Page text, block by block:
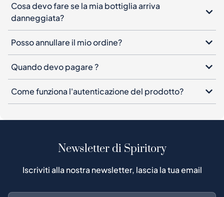
Cosa devo fare se la mia bottiglia arriva
danneggiata?
Posso annullare il mio ordine?
Quando devo pagare ?
Come funziona l'autenticazione del prodotto?
Newsletter di Spiritory
Iscriviti alla nostra newsletter, lascia la tua email